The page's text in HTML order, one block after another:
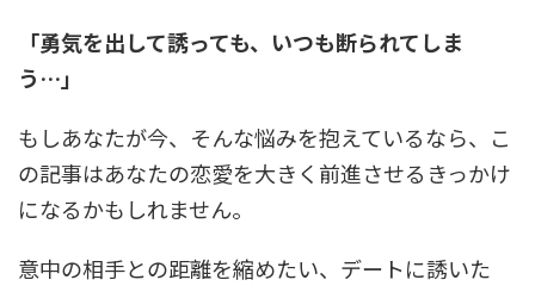
「勇気を出して誘っても、いつも断られてしま
う…」
もしあなたが今、そんな悩みを抱えているなら、こ
の記事はあなたの恋愛を大きく前進させるきっかけ
になるかもしれません。
意中の相手との距離を縮めたい、デートに誘いた